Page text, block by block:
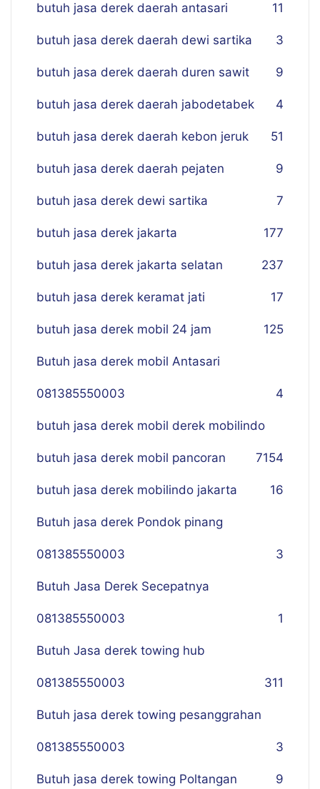
butuh jasa derek daerah antasari 11
butuh jasa derek daerah dewi sartika 3
butuh jasa derek daerah duren sawit 9
butuh jasa derek daerah jabodetabek 4
butuh jasa derek daerah kebon jeruk 51
butuh jasa derek daerah pejaten 9
butuh jasa derek dewi sartika 7
butuh jasa derek jakarta 177
butuh jasa derek jakarta selatan 237
butuh jasa derek keramat jati 17
butuh jasa derek mobil 24 jam 125
Butuh jasa derek mobil Antasari
081385550003 4
butuh jasa derek mobil derek mobilindo
154
butuh jasa derek mobil pancoran 7
butuh jasa derek mobilindo jakarta 16
Butuh jasa derek Pondok pinang
081385550003 3
Butuh Jasa Derek Secepatnya
081385550003 1
Butuh Jasa derek towing hub
081385550003 311
Butuh jasa derek towing pesanggrahan
081385550003 3
Butuh jasa derek towing Poltangan 9